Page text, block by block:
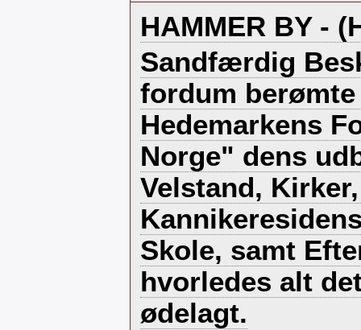
‎HAMMER BY -
‎Sandfærdig
fordum
Hedemarkens
Norge" dens
Velstand,
Skole, samt
hvorledes alt
ødelagt.‎